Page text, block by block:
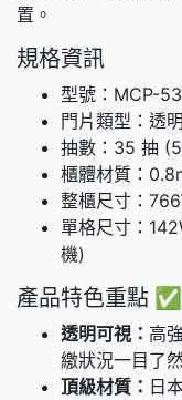
置。
規格資訊
型號：MCP-
門片類型：透
抽數：35 抽
櫃體材質：
整櫃尺寸：
單格尺寸：
機)
產品特色重點 ✅
透明可視： 高
繳狀況一目了
頂級材質： 日